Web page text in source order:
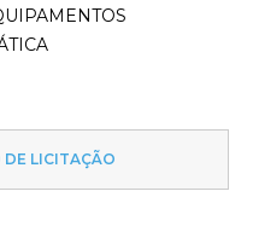
DE LICITAÇÃO